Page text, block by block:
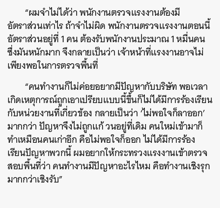
“ผมจำไม่ได้ว่า พนักงานตรวจแรงงานต้องมี
อัตราส่วนเท่าไร ถ้าจำไม่ผิด พนักงานตรวจแรงงานตอนนี้
อัตราส่วนอยู่ที่ 1 คน ต้องรับพนักงานประมาณ 1 หมื่นคน
ซึ่งมันหนักมาก จึงกลายเป็นว่า เจ้าหน้าที่แรงงานอาจไม่
เพียงพอในการตรวจพื้นที่
“คนทำงานก็ไม่ค่อยอยากมีปัญหากับบริษัท พอเวลา
เกิดเหตุการณ์ถูกเอาเปรียบแบบนี้ขึ้นก็ไม่ได้มีการร้องเรียน
กับหน่วยงานที่เกี่ยวข้อง กลายเป็นว่า ‘ไม่พอใจก็ลาออก’
มากกว่า ปัญหาจึงไม่ถูกแก้ วนอยู่ที่เดิม คนใหม่เข้ามาก็
ทำเหมือนคนเก่าอีก คือไม่พอใจก็ออก ไม่ได้มีการร้อง
เรียนปัญหาพวกนี้ ผมอยากให้กระทรวงแรงงานเข้าตรวจ
สอบพื้นที่ว่า คนทำงานมีปัญหาอะไรไหม คือทำงานเชิงรุก
มากกว่าเชิงรับ”